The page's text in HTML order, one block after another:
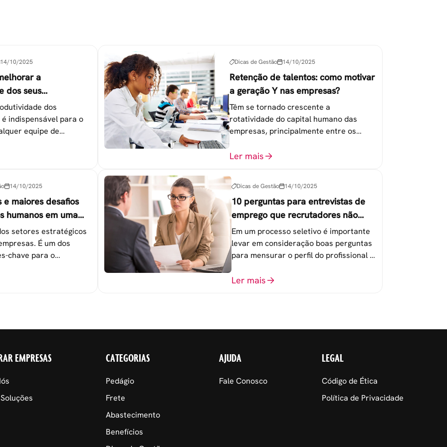
14/10/2025
a
dos seus
dos
indispensável para o
equipe de
Dicas de Gestão 14/10/2025
Retenção de talentos: como motivar
a geração Y nas empresas?
Têm se tornado crescente a
rotatividade do capital humano das
empresas, principalmente entre os
chamada Geração Y.
Ler mais
14/10/2025
e maiores desafios
humanos em uma
setores estratégicos
É um dos
chave para o
metas
Dicas de Gestão 14/10/2025
10 perguntas para entrevistas de
emprego que recrutadores não
devem fazer
Em um processo seletivo é importante
levar em consideração boas perguntas
para mensurar o perfil do profissional e
Ler mais
EMPRESAS CATEGORIAS
Pedágio
Frete
Abastecimento
Benefícios
AJUDA
Fale Conosco
LEGAL
Código de Ética
Política de Privacidade